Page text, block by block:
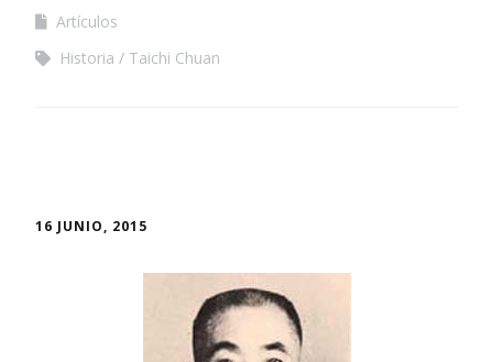
Artículos
Historia
Taichi Chuan
16 JUNIO, 2015